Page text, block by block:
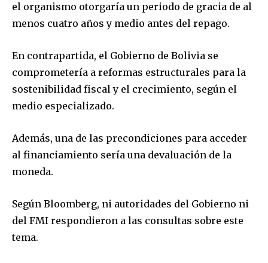
el organismo otorgaría un periodo de gracia de al
menos cuatro años y medio antes del repago.
En contrapartida, el Gobierno de Bolivia se
comprometería a reformas estructurales para la
sostenibilidad fiscal y el crecimiento, según el
medio especializado.
Además, una de las precondiciones para acceder
al financiamiento sería una devaluación de la
moneda.
Según Bloomberg, ni autoridades del Gobierno ni
del FMI respondieron a las consultas sobre este
tema.